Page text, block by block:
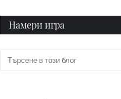
Намери игра